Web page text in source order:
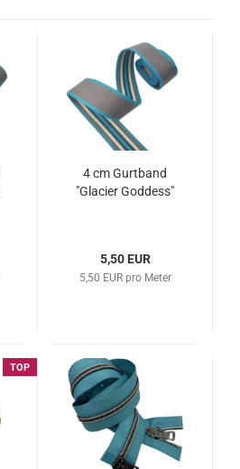
4 cm Gurtband
"Glacier Goddess"
5,50 EUR
5,50 EUR pro Meter
TOP